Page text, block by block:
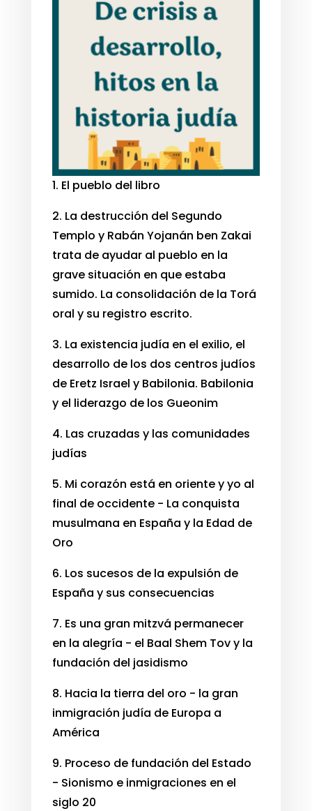
1. El pueblo del libro
2. La destrucción del Segundo
Templo y Rabán Yojanán ben Zakai
trata de ayudar al pueblo en la
grave situación en que estaba
sumido. La consolidación de la Torá
oral y su registro escrito.
3. La existencia judía en el exilio, el
desarrollo de los dos centros judíos
de Eretz Israel y Babilonia. Babilonia
y el liderazgo de los Gueonim
4. Las cruzadas y las comunidades
judías
5. Mi corazón está en oriente y yo al
final de occidente - La conquista
musulmana en España y la Edad de
Oro
6. Los sucesos de la expulsión de
España y sus consecuencias
7. Es una gran mitzvá permanecer
en la alegría - el Baal Shem Tov y la
fundación del jasidismo
8. Hacia la tierra del oro - la gran
inmigración judía de Europa a
América
9. Proceso de fundación del Estado
- Sionismo e inmigraciones en el
siglo 20